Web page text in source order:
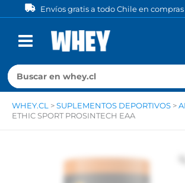
al
contenido
Envíos gratis a todo Chile en
WHEY.CL > SUPLEMENTOS DEPORTIVOS >
ETHIC SPORT PROSINTECH EAA